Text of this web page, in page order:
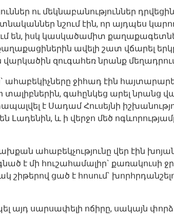
ու մեկնաբանություններ
նշում էին, որ այդպես
իսկ կասկածամիտ քաղաքագետները
ավելի շատ վճարել
զուգահեռ նրանք մեղադրում
ջիհադ էին
գահընկեց արել նրանց
է Սադամ Հուսեյնի
Լադենին, և ի վերջո մեծ
ահաբեկչությունը վեր էին
է մի հուշահամալիր` քառակուսի
ցած է հոսում`
այդ սարսափելի ոճիրը, սակայն